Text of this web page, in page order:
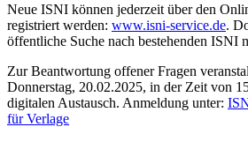
Neue ISNI können jederzeit über den
registriert werden: www.isni-service.de.
öffentliche Suche nach bestehenden ISNI
Zur Beantwortung offener Fragen
Donnerstag, 20.02.2025, in der Zeit von
digitalen Austausch. Anmeldung unter:
für Verlage